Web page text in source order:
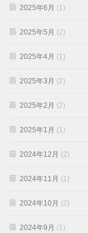
2025年6月 (1)
2025年5月 (2)
2025年4月 (1)
2025年3月 (2)
2025年2月 (2)
2025年1月 (1)
2024年12月 (2)
2024年11月 (1)
2024年10月 (2)
2024年9月 (1)